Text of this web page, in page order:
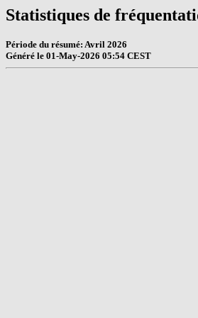
Statistiques de
Période du résumé: Avril 2026
Généré le 01-May-2026 05:54 CEST